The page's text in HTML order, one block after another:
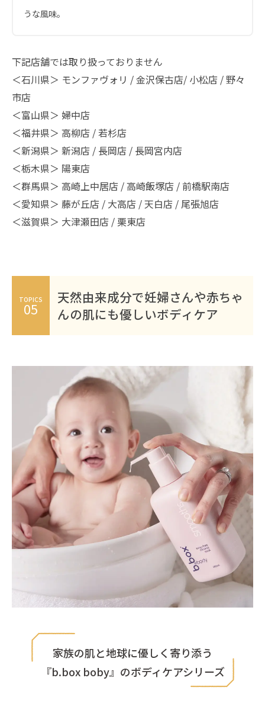
うな風味。
下記店舗では取り扱っておりません
＜石川県＞ モンファヴォリ / 金沢保古店/ 小松店 / 野々
市店
＜富山県＞ 婦中店
＜福井県＞ 高柳店 / 若杉店
＜新潟県＞ 新潟店 / 長岡店 / 長岡宮内店
＜栃木県＞ 陽東店
＜群馬県＞ 高崎上中居店 / 高崎飯塚店 / 前橋駅南店
＜愛知県＞ 藤が丘店 / 大高店 / 天白店 / 尾張旭店
＜滋賀県＞ 大津瀬田店 / 栗東店
TOPICS
05
天然由来成分で妊婦さんや赤ちゃ
んの肌にも優しいボディケア
家族の肌と地球に優しく寄り添う
『b.box boby』のボディケアシリーズ